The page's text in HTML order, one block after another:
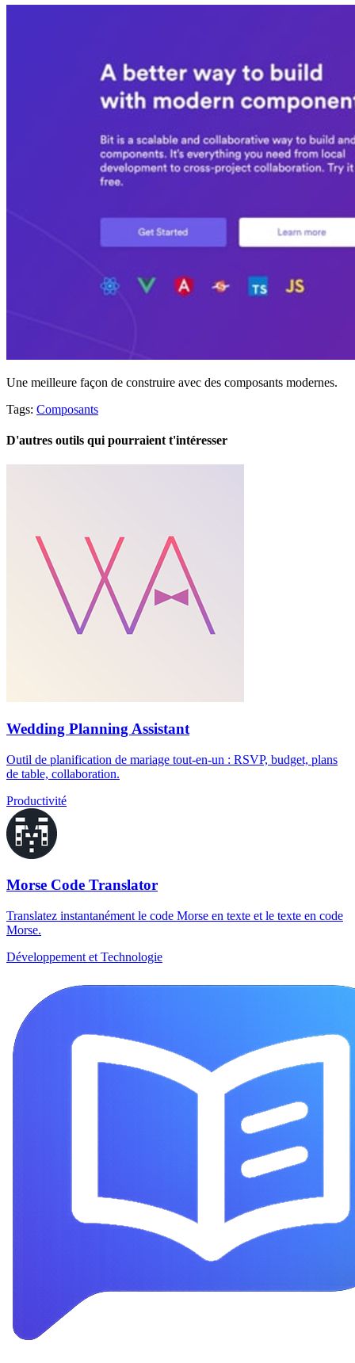
Une meilleure façon de construire avec des composants modernes.
Tags: Composants
D'autres outils qui pourraient t'intéresser
Wedding Planning Assistant
Outil de planification de mariage tout-en-un : RSVP, budget, plans
de table, collaboration.
Productivité
Morse Code Translator
Translatez instantanément le code Morse en texte et le texte en code
Morse.
Développement et Technologie